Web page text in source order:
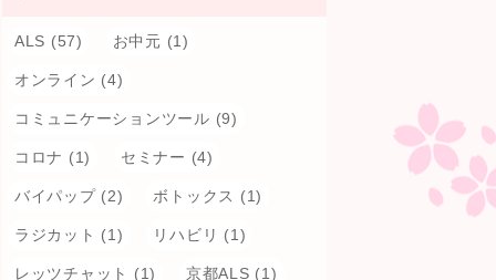
ALS (57) お中元 (1)
オンライン (4)
コミュニケーションツール (9)
コロナ (1) セミナー (4)
バイパップ(2) ボトックス (1)
ラジカット (1) リハビリ (1)
レッツチャット (1) 京都ALS (1)